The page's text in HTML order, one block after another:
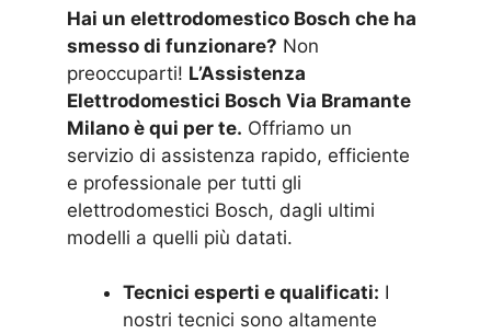
Hai un elettrodomestico Bosch che ha
smesso di funzionare? Non
preoccuparti! L’Assistenza
Elettrodomestici Bosch Via Bramante
Milano è qui per te. Offriamo un
servizio di assistenza rapido, efficiente
e professionale per tutti gli
elettrodomestici Bosch, dagli ultimi
modelli a quelli più datati.
Tecnici esperti e qualificati: I
nostri tecnici sono altamente